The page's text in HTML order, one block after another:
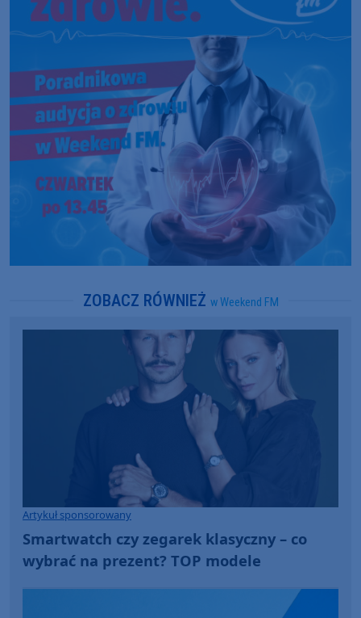
ZOBACZ RÓWNIEŻ w Weekend FM
Artykuł sponsorowany
Smartwatch czy zegarek klasyczny – co
wybrać na prezent? TOP modele